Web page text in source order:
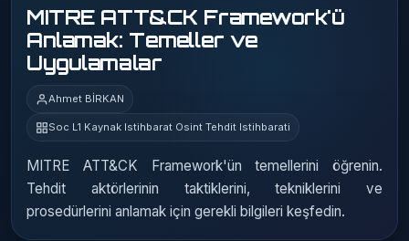
MITRE ATT&CK Framework'ü
Anlamak: Temeller ve
Uygulamalar
Ahmet BİRKAN
Soc L1 Kaynak Istihbarat Osint Tehdit Istihbarati
MITRE ATT&CK Framework'ün temellerini öğrenin.
Tehdit aktörlerinin taktiklerini, tekniklerini ve
prosedürlerini anlamak için gerekli bilgileri keşfedin.